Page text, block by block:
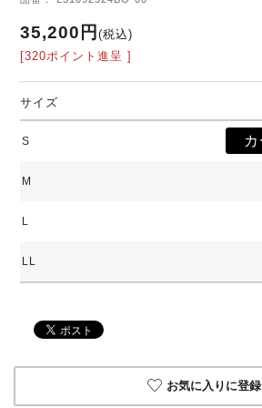
35,200円(税込)
[320ポイント進呈 ]
サイズ
S
M
L
LL
お気に入りに登録